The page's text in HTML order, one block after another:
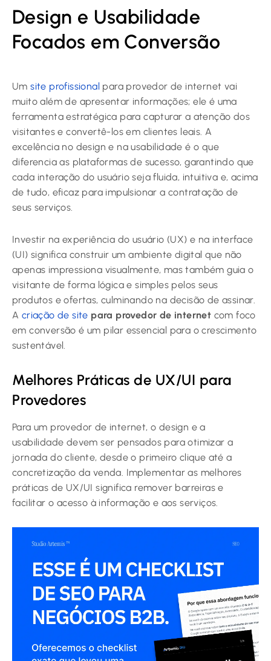
Design e Usabilidade
Focados em Conversão
Umsite profissional para provedor de internet vai
muito além de apresentar informações; ele é uma
ferramenta estratégica para capturar a atenção dos
visitantes e convertê-los em clientes leais. A
excelência no design e na usabilidade é o que
diferencia as plataformas de sucesso, garantindo que
cada interação do usuário seja fluida, intuitiva e, acima
de tudo, eficaz para impulsionar a contratação de
seus serviços.
Investir na experiência do usuário (UX) e na interface
(UI) significa construir um ambiente digital que não
apenas impressiona visualmente, mas também guia o
visitante de forma lógica e simples pelos seus
produtos e ofertas, culminando na decisão de assinar.
A criação de site para provedor de internet com foco
em conversão é um pilar essencial para o crescimento
sustentável.
Melhores Práticas de UX/UI para
Provedores
Para um provedor de internet, o design e a
usabilidade devem ser pensados para otimizar a
jornada do cliente, desde o primeiro clique até a
concretização da venda. Implementar as melhores
práticas de UX/UI significa remover barreiras e
facilitar o acesso à informação e aos serviços.